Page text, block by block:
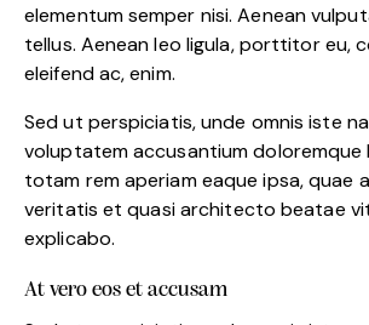
elementum semper nisi. Aenean
tellus. Aenean leo ligula, porttitor eu,
eleifend ac, enim.
Sed ut perspiciatis, unde omnis iste
voluptatem accusantium doloremque
totam rem aperiam eaque ipsa, quae
veritatis et quasi architecto beatae
explicabo.
At vero eos et accusam